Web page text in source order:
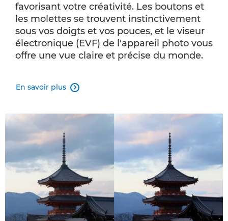
favorisant votre créativité. Les boutons et
les molettes se trouvent instinctivement
sous vos doigts et vos pouces, et le viseur
électronique (EVF) de l'appareil photo vous
offre une vue claire et précise du monde.
En savoir plus 